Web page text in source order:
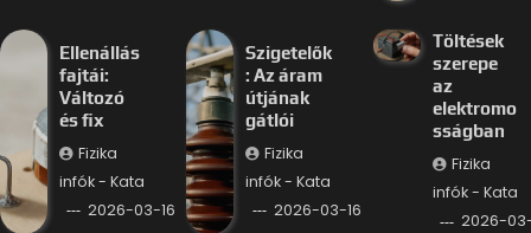
Ellenállás
fajtái:
Változó
és fix
Fizika
infók - Kata
2026-03-16
Szigetelők
: Az áram
útjának
gátlói
Fizika
infók - Kata
2026-03-16
Töltések
szerepe
az
elektromo
sságban
Fizika
infók - Kata
2026-